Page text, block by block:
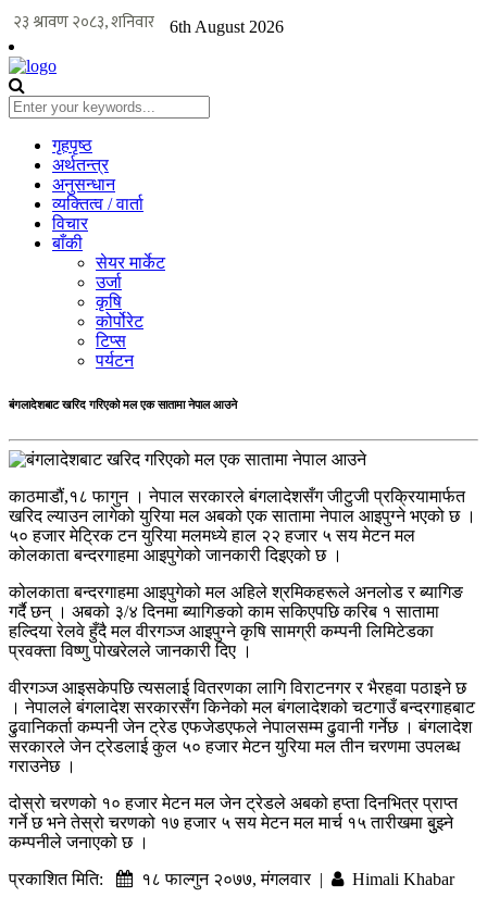
6th August 2026
गृहपृष्ठ
अर्थतन्त्र
अनुसन्धान
व्यक्तित्व / वार्ता
विचार
बाँकी
सेयर मार्केट
उर्जा
कृषि
कोर्पोरेट
टिप्स
पर्यटन
बंगलादेशबाट खरिद गरिएको मल एक सातामा नेपाल आउने
काठमाडौं,१८ फागुन । नेपाल सरकारले बंगलादेशसँग जीटुजी प्रक्रियामार्फत
खरिद ल्याउन लागेको युरिया मल अबको एक सातामा नेपाल आइपुग्ने भएको छ ।
५० हजार मेट्रिक टन युरिया मलमध्ये हाल २२ हजार ५ सय मेटन मल
कोलकाता बन्दरगाहमा आइपुगेको जानकारी दिइएको छ ।
कोलकाता बन्दरगाहमा आइपुगेको मल अहिले श्रमिकहरूले अनलोड र ब्यागिङ
गर्दै छन् । अबको ३/४ दिनमा ब्यागिङको काम सकिएपछि करिब १ सातामा
हल्दिया रेलवे हुँदै मल वीरगञ्ज आइपुग्ने कृषि सामग्री कम्पनी लिमिटेडका
प्रवक्ता विष्णु पोखरेलले जानकारी दिए ।
वीरगञ्ज आइसकेपछि त्यसलाई वितरणका लागि विराटनगर र भैरहवा पठाइने छ
। नेपालले बंगलादेश सरकारसँग किनेको मल बंगलादेशको चटगाउँ बन्दरगाहबाट
ढुवानिकर्ता कम्पनी जेन ट्रेड एफजेडएफले नेपालसम्म ढुवानी गर्नेछ । बंगलादेश
सरकारले जेन ट्रेडलाई कुल ५० हजार मेटन युरिया मल तीन चरणमा उपलब्ध
गराउनेछ ।
दोस्रो चरणको १० हजार मेटन मल जेन ट्रेडले अबको हप्ता दिनभित्र प्राप्त
गर्ने छ भने तेस्रो चरणको १७ हजार ५ सय मेटन मल मार्च १५ तारीखमा बुुझ्ने
कम्पनीले जनाएको छ ।
प्रकाशित मिति:
१८ फाल्गुन २०७७, मंगलवार | Himali Khabar